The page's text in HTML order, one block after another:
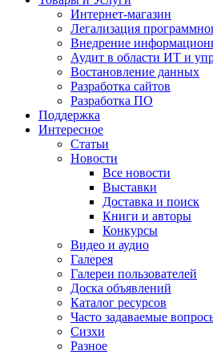
Интернет-магазин
Легализация
Внедрение
Аудит в области ИТ и
Востановление данных
Разработка сайтов
Разработка ПО
Поддержка
Интересное
Статьи
Новости
Все новости
Выставки
Доставка и поиск
Книги и авторы
Конкурсы
Видео и аудио
Галерея
Галереи пользователей
Доска объявлений
Каталог ресурсов
Часто задаваемые
Сизхи
Разное